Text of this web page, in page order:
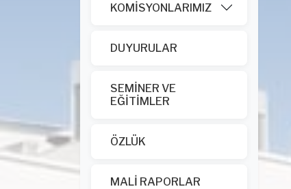
KOMİSYONLARIMIZ
DUYURULAR
SEMİNER VE
EĞİTİMLER
ÖZLÜK
MALİ RAPORLAR